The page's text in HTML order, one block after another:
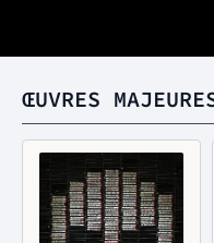
ŒUVRES